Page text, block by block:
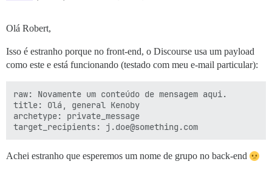
Olá Robert,
Isso é estranho porque no front-end, o Discourse usa um payload
como este e está funcionando (testado com meu e-mail particular):
raw: Novamente um conteúdo de mensagem aqui.
title: Olá, general Kenoby
archetype: private_message
Achei estranho que esperemos um nome de grupo no back-end